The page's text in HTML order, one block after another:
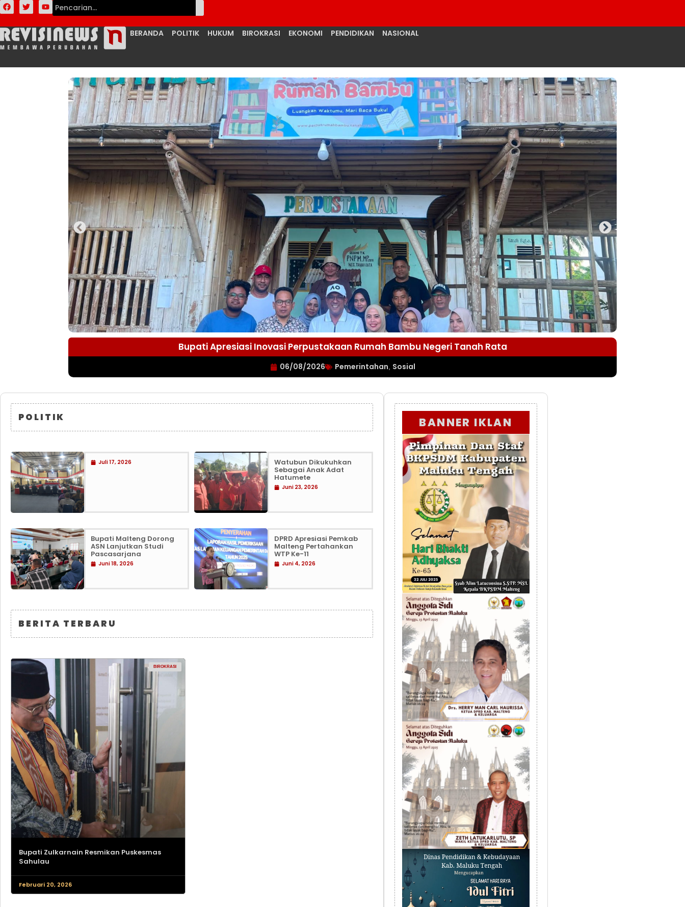
BERANDA POLITIK HUKUM BIROKRASI EKONOMI PENDIDIKAN NASIONAL
Bupati Apresiasi Inovasi Perpustakaan Rumah Bambu Negeri Tanah Rata
06/08/2026 Pemerintahan Sosial
POLITIK
Juli 17, 2026 Watubun Dikukuhkan
Sebagai Anak Adat
Hatumete
Juni 23, 2026
Bupati Malteng Dorong
ASN Lanjutkan Studi
Pascasarjana
Juni 18, 2026
DPRD Apresiasi Pemkab
Malteng Pertahankan
WTP Ke-11
Juni 4, 2026
BERITA TERBARU
BIROKRASI
Bupati Zulkarnain Resmikan Puskesmas
Sahulau
Februari 20, 2026
BANNER IKLAN